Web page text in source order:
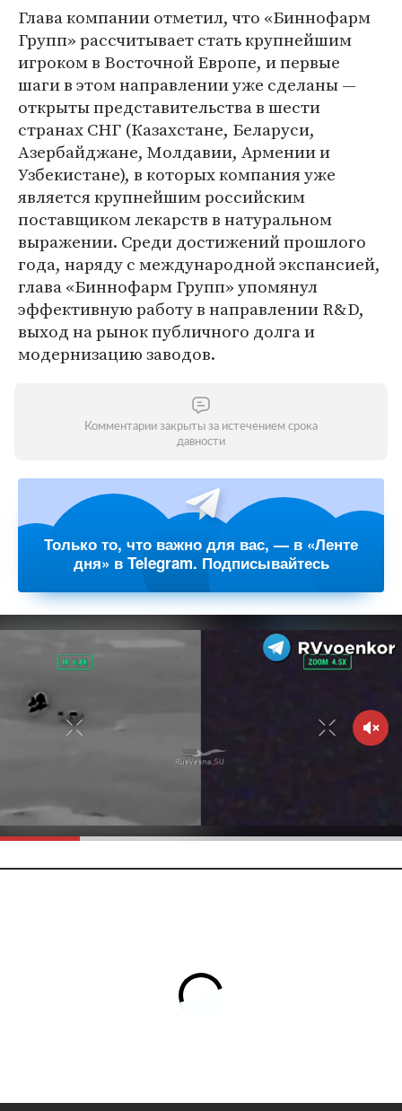
Глава компании отметил, что «Биннофарм
Групп» рассчитывает стать крупнейшим
игроком в Восточной Eвропе, и первые
шаги в этом направлении уже сделаны —
открыты представительства в шести
странах СНГ (Казахстане, Беларуси,
Азербайджане, Молдавии, Армении и
Узбекистане), в которых компания уже
является крупнейшим российским
поставщиком лекарств в натуральном
выражении. Среди достижений прошлого
года, наряду с международной экспансией,
глава «Биннофарм Групп» упомянул
эффективную работу в направлении R&D,
выход на рынок публичного долга и
модернизацию заводов.
Комментарии закрыты за истечением срока
давности
Только то, что важно для вас, — в «Ленте
дня» в Telegram. Подписывайтесь